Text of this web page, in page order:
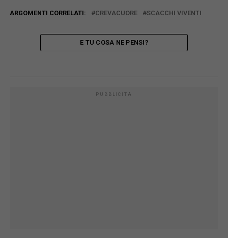
ARGOMENTI CORRELATI: CREVACUORE SCACCHI VIVENTI
E TU COSA NE PENSI?
PUBBLICITÀ